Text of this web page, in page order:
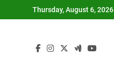
to
Thursday, August 6, 2026